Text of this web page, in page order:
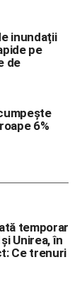
inundații
pe
de
6%
temporar
Unirea, în
Ce trenuri